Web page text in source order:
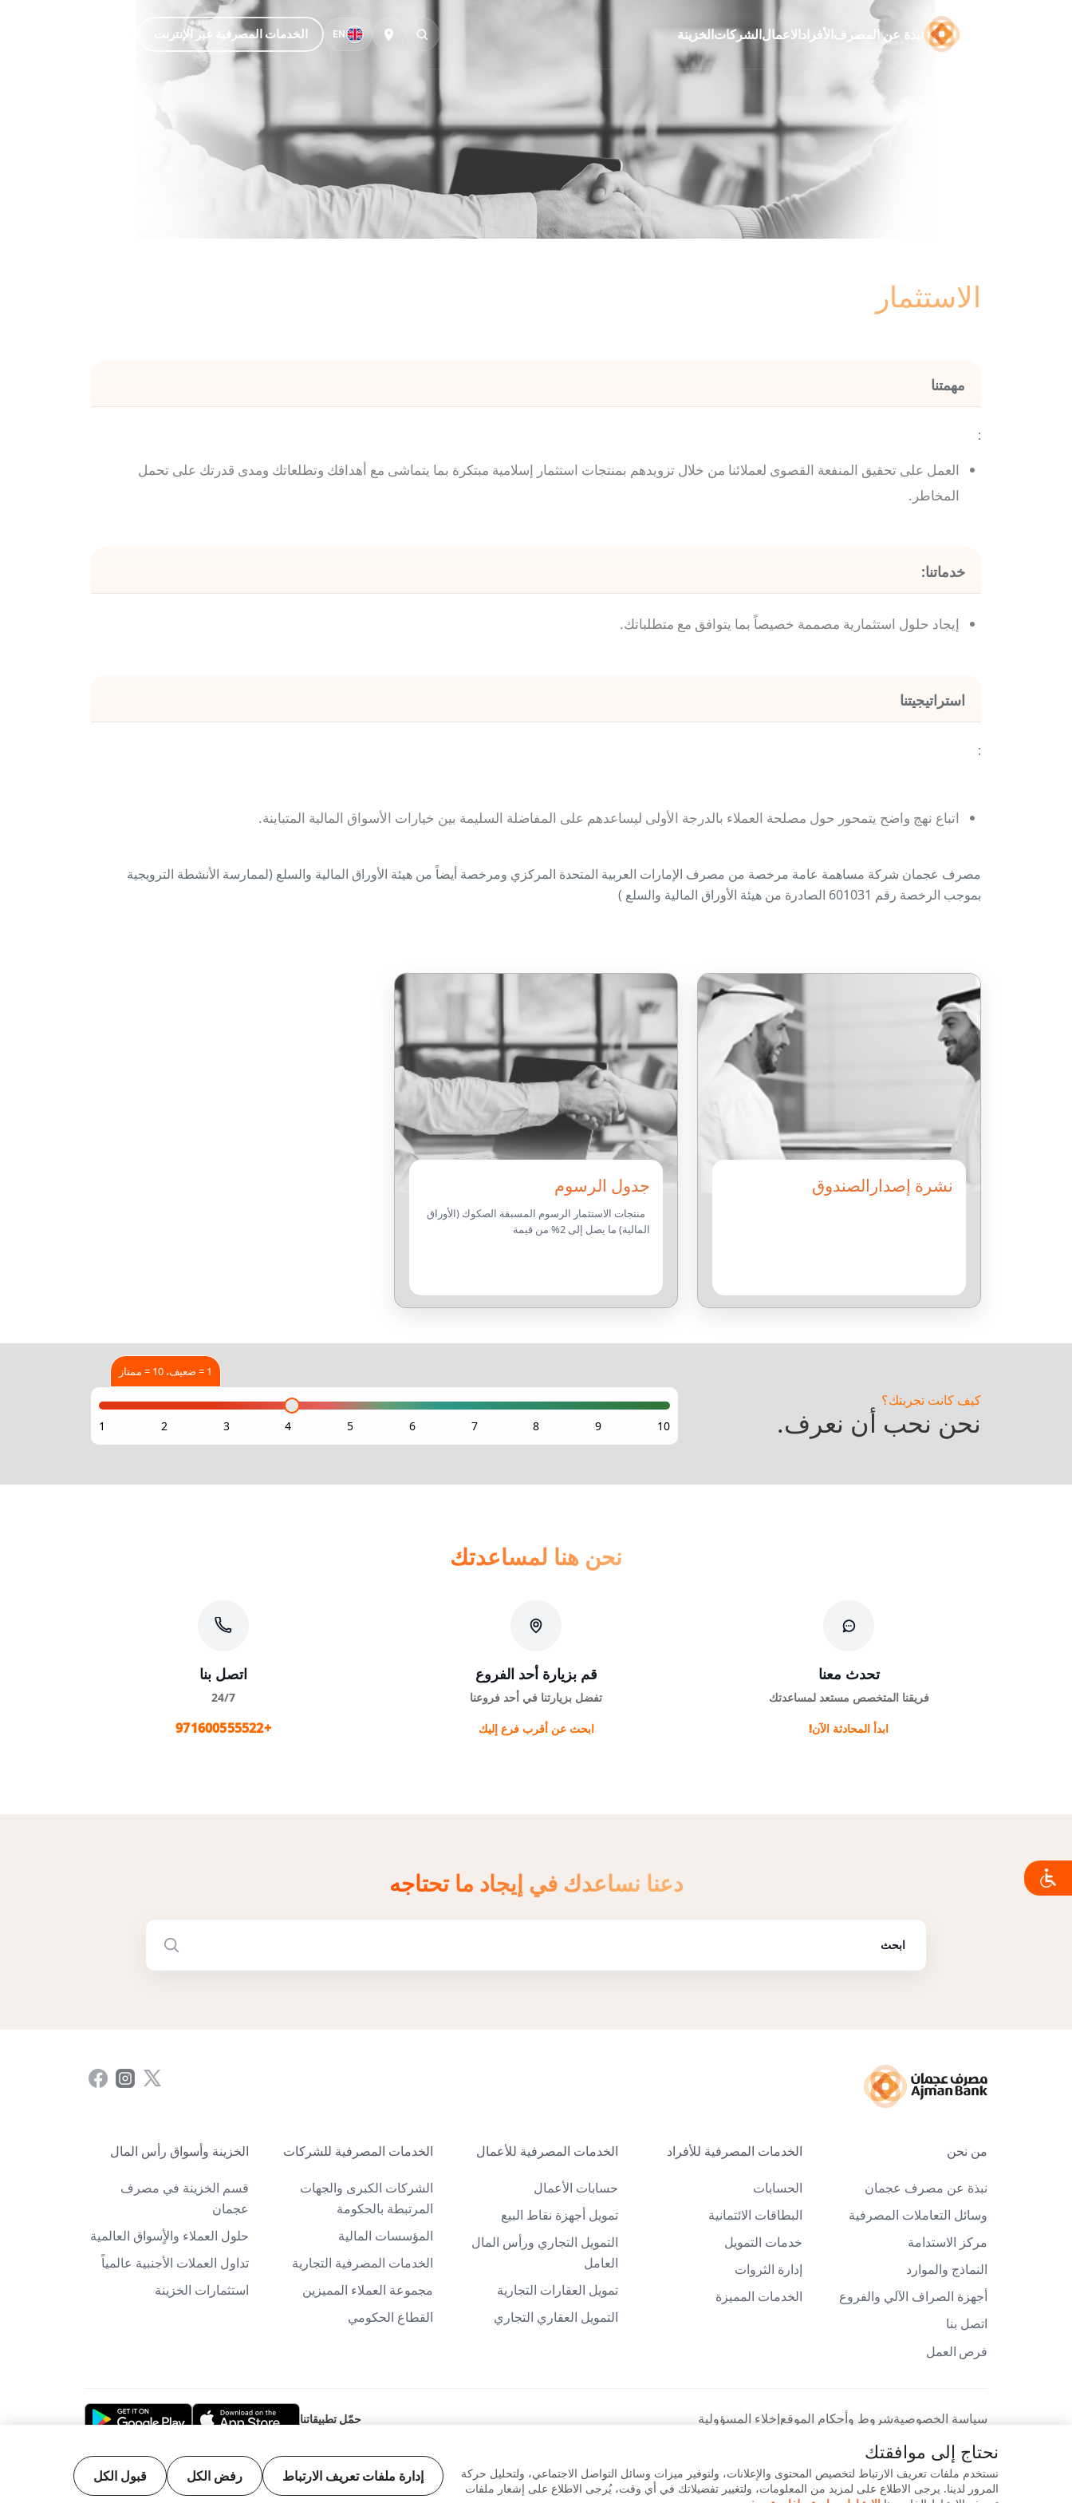
نبذة عن المصرفالأفرادالاعمالالشركاتالخزينة EN الخدمات المصرفية عبر الإنترنت
الاستثمار
مهمتنا
:
العمل على تحقيق المنفعة القصوى لعملائنا من خلال تزويدهم بمنتجات استثمار إسلامية مبتكرة بما يتماشى مع أهدافك وتطلعاتك ومدى قدرتك على تحمل
المخاطر.
خدماتنا:
إيجاد حلول استثمارية مصممة خصيصاً بما يتوافق مع متطلباتك.
استراتيجيتنا
:
اتباع نهج واضح يتمحور حول مصلحة العملاء بالدرجة الأولى ليساعدهم على المفاضلة السليمة بين خيارات الأسواق المالية المتباينة.
مصرف عجمان شركة مساهمة عامة مرخصة من مصرف الإمارات العربية المتحدة المركزي ومرخصة أيضاً من هيئة الأوراق المالية والسلع (لممارسة الأنشطة الترويجية
بموجب الرخصة رقم 601031 الصادرة من هيئة الأوراق المالية والسلع )
نشرة إصدارالصندوق جدول الرسوم
منتجات الاستثمار الرسوم المسبقة الصكوك (الأوراق
المالية) ما يصل إلى 2% من قيمة
كيف كانت تجربتك؟
نحن نحب أن نعرف.
1 = ضعيف، 10 = ممتاز
نحن هنا لمساعدتك
تحدث معنا
فريقنا المتخصص مستعد لمساعدتك
ابدأ المحادثة الآن!
قم بزيارة أحد الفروع
تفضل بزيارتنا في أحد فروعنا
ابحث عن أقرب فرع إليك
اتصل بنا
24/7
+971600555522
دعنا نساعدك في إيجاد ما تحتاجه
من نحن
نبذة عن مصرف عجمان
وسائل التعاملات المصرفية
مركز الاستدامة
النماذج والموارد
أجهزة الصراف الآلي والفروع
اتصل بنا
فرص العمل
الخدمات المصرفية للأفراد
الحسابات
البطاقات الائتمانية
خدمات التمويل
إدارة الثروات
الخدمات المميزة
الخدمات المصرفية للأعمال
حسابات الأعمال
تمويل أجهزة نقاط البيع
التمويل التجاري ورأس المال
العامل
تمويل العقارات التجارية
التمويل العقاري التجاري
الخدمات المصرفية للشركات
الشركات الكبرى والجهات
المرتبطة بالحكومة
المؤسسات المالية
الخدمات المصرفية التجارية
مجموعة العملاء المميزين
القطاع الحكومي
الخزينة وأسواق رأس المال
قسم الخزينة في مصرف
عجمان
حلول العملاء والأٍسواق العالمية
تداول العملات الأجنبية عالمياً
استثمارات الخزينة
سياسة الخصوصيةشروط وأحكام الموقع إخلاء المسؤولية حمّل تطبيقاتنا
حقوق الطبع والنشر © 2026 لبنك عجمان ش.م.ع. (شركة مساهمة عامة)، مرخّص من قبل مصرف الإمارات العربية المتحدة المركزي. جميع منتجاتنا وخدماتنا متوافقة مع أحكام
نحتاج إلى موافقتك
نستخدم ملفات تعريف الارتباط لتخصيص المحتوى والإعلانات، ولتوفير ميزات وسائل التواصل الاجتماعي، ولتحليل حركة
المرور لدينا. يرجى الاطلاع على لمزيد من المعلومات، ولتغيير تفضيلاتك في أي وقت، يُرجى الاطلاع على إشعار ملفات
إدارة ملفات تعريف الارتباط رفض الكل قبول الكل